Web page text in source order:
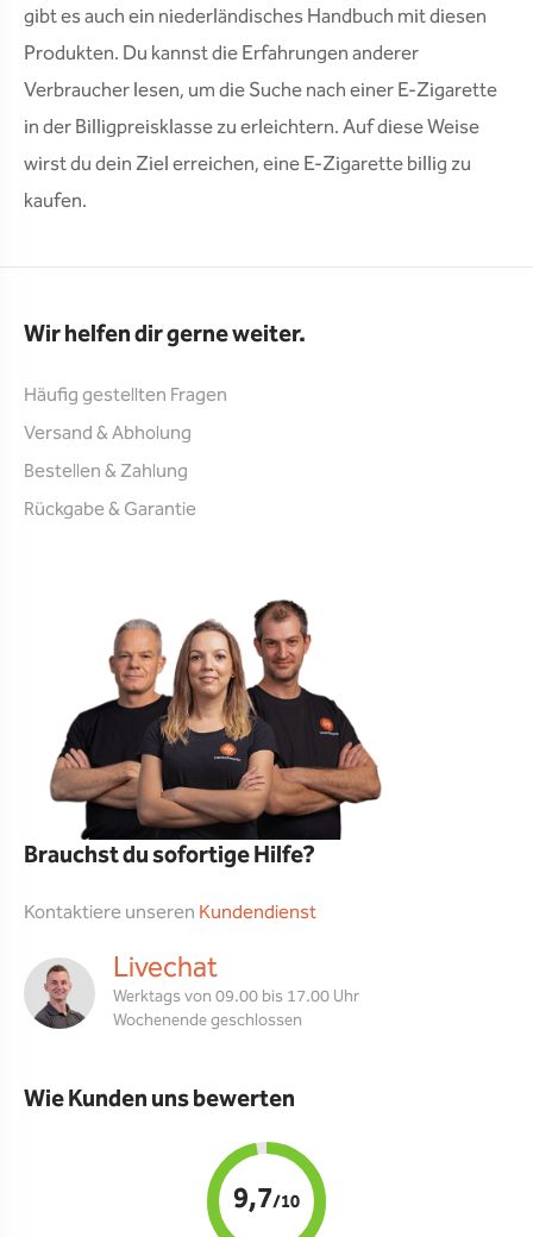
gibt es auch ein niederländisches Handbuch mit diesen
Produkten. Du kannst die Erfahrungen anderer
Verbraucher lesen, um die Suche nach einer E-Zigarette
in der Billigpreisklasse zu erleichtern. Auf diese Weise
wirst du dein Ziel erreichen, eine E-Zigarette billig zu
kaufen.
Wir helfen dir gerne weiter.
Häufig gestellten Fragen
Versand & Abholung
Bestellen & Zahlung
Rückgabe & Garantie
Brauchst du sofortige Hilfe?
Kontaktiere unseren Kundendienst
Livechat
Werktags von 09.00 bis 17.00 Uhr
Wochenende geschlossen
Wie Kunden uns bewerten
9,7/10